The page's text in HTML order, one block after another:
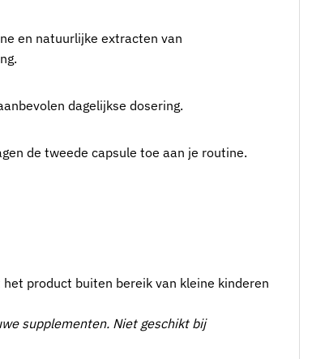
en natuurlijke extracten van
dagelijkse dosering.
de tweede capsule toe aan je routine.
product buiten bereik van kleine kinderen
supplementen. Niet geschikt bij